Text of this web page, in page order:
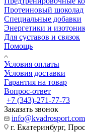
Протеиновый шоколад
Специальные добавки
Энергетики и
Для суставов и связок
Помощь
Условия оплаты
Условия доставки
Гарантия на товар
Вопрос-ответ
+7 (343)-271-77-73
Заказать звонок
info@kvadrosport.com
г. Екатеринбург,